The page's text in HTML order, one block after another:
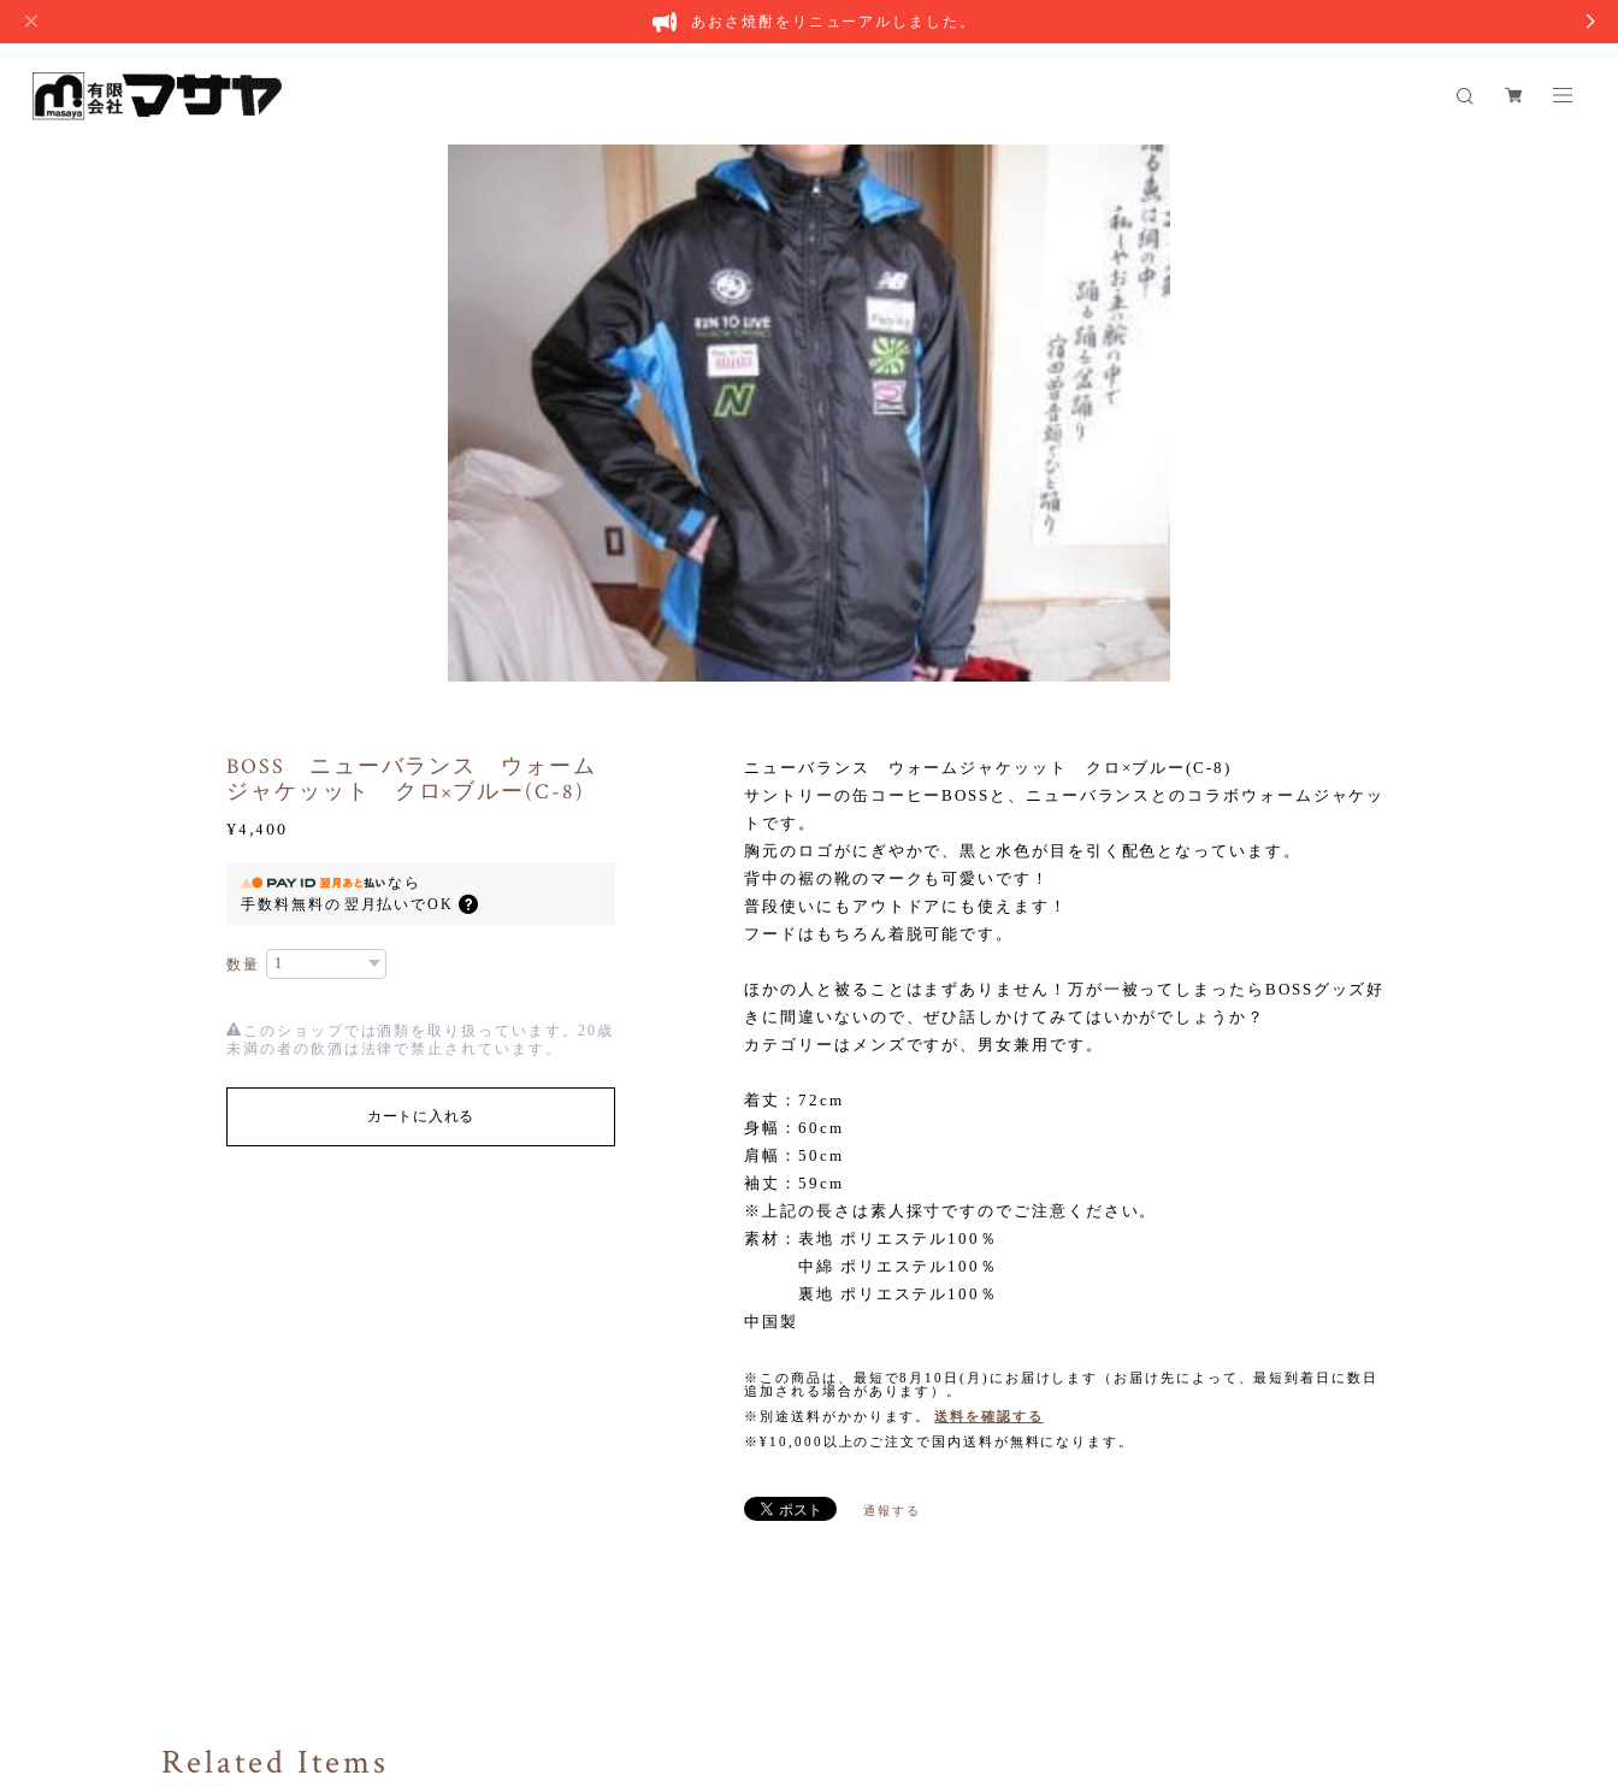
あおさ焼酎をリニューアルしました。
BOSS ニューバランス ウォーム
ジャケッット クロ×ブルー(C-8)
¥4,400
なら
手数料無料の 翌月払いでOK
数量
このショップでは酒類を取り扱っています。20歳
未満の者の飲酒は法律で禁止されています。
カートに入れる
ニューバランス ウォームジャケッット クロ×ブルー(C-8)
サントリーの缶コーヒーBOSSと、ニューバランスとのコラボウォームジャケッ
トです。
胸元のロゴがにぎやかで、黒と水色が目を引く配色となっています。
背中の裾の靴のマークも可愛いです！
普段使いにもアウトドアにも使えます！
フードはもちろん着脱可能です。
ほかの人と被ることはまずありません！万が一被ってしまったらBOSSグッズ好
きに間違いないので、ぜひ話しかけてみてはいかがでしょうか？
カテゴリーはメンズですが、男女兼用です。
着丈：72cm
身幅：60cm
肩幅：50cm
袖丈：59cm
※上記の長さは素人採寸ですのでご注意ください。
素材：表地 ポリエステル100％
中綿 ポリエステル100％
裏地 ポリエステル100％
中国製
※この商品は、最短で8月10日(月)にお届けします（お届け先によって、最短到着日に数日
追加される場合があります）。
※別途送料がかかります。
送料を確認する
※¥10,000以上のご注文で国内送料が無料になります。
通報する
Related Items